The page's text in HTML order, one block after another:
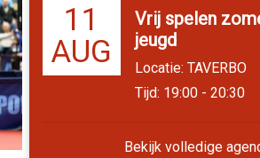
11
AUG
Vrij spelen
jeugd
Locatie: TAVERBO
Tijd: 19:00 - 20:30
Bekijk volledige